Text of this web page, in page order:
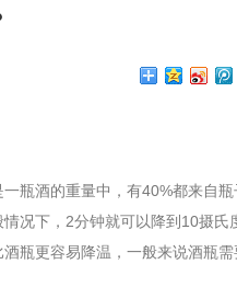
瓶酒的重量中，有40%都来自瓶
况下，2分钟就可以降到10摄氏
瓶更容易降温，一般来说酒瓶需